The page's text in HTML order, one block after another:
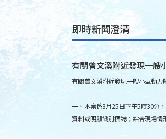
即時新聞澄清
有關曾文溪附近發現一艘
有關曾文溪附近發現一艘小型動力
一、本案係3月25日下午5時30分
資料或明顯識別標誌；綜合現場情